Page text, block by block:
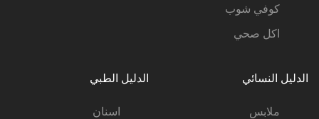
كوفي شوب
اكل صحي
الدليل النسائي
ملابس
الدليل الطبي
اسنان